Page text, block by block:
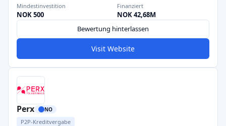
Mindestinvestition
NOK 500
Finanziert
NOK 42,68M
Bewertung hinterlassen
Visit Website
Perx NO
P2P-Kreditvergabe